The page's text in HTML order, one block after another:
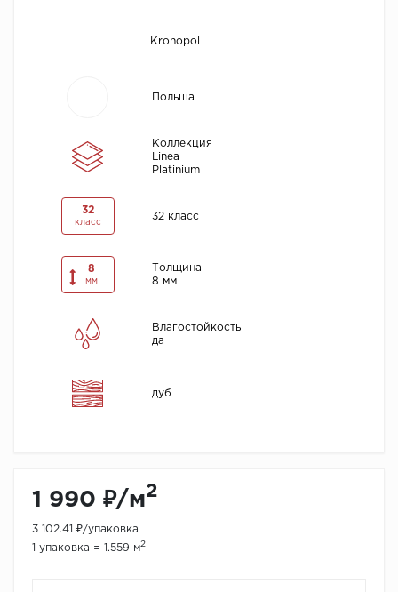
Kronopol
Польша
Коллекция
Linea
Platinium
32
класс
32 класс
8
мм
Толщина
8 мм
Влагостойкость
да
дуб
1 990 ₽/м2
3 102.41 ₽/упаковка
1 упаковка = 1.559 м2